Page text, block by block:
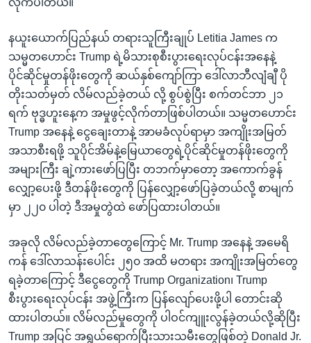
သို့
ရန်နယူးယောက်ပြည်နယ် တရားသူကြီးချုပ် Letitia James က
သမ္မတဟောင်း Trump ရဲ့မိသားစုစီးပွားရေးလုပ်ငန်းအနေနဲ့
ပိုင်ဆိုင်မှုတန်ဖိုးတွေကို ဆယ်နှစ်ကျော်ကြာ ဒေါ်လာဘီလျံချီ ပို
တိုးသတ်မှတ် လိမ်လည်ခဲ့တယ် လို့ စွပ်စွဲပြီး စက်တင်ဘာ ၂၁
ရက် ဗုဒ္ဓဟူးနေ့က အမှုဖွင့်လိုက်တာဖြစ်ပါတယ်။ သမ္မတဟောင်း
Trump အနေနဲ့ ငွေချေးတာနဲ့ အာမခံလုပ်ရာမှာ အကျိုးအမြတ်
အသာစီးရဖို့ သူပိုင်အိမ်နဲ့မြေယာတွေရဲ့ပိုင်ဆိုင်မှုတန်ဖိုးတွေကို
အများကြီး ချဲ့ကားဖော်ပြပြီး တဘက်မှာတော့ အကောက်ခွန်
လျှော့ပေးဖို့ ဒီတန်ဖိုးတွေကို ပြန်လျှော့ဖော်ပြခဲ့တယ်လို့ စာမျက်
မှာ ၂၂၀ ပါတဲ့ ဒီအမှုတွဲထဲ ဖော်ပြထားပါတယ်။
အခုလို လိမ်လည်ခဲ့တာတွေကြောင့် Mr. Trump အနေနဲ့ အမေရိ
ကန် ဒေါ်လာသန်းပေါင်း ၂၅၀ အထိ မတရား အကျိုးအမြတ်တွေ
ရခဲ့တာကြောင့် ဒီငွေတွေကို Trump Organization၊ Trump
စီးပွားရေးလုပ်ငန်း အဖွဲ့ကြီးက ပြန်လျော်ပေးဖို့ပါ တောင်းဆို
ထားပါတယ်။ လိမ်လည်မှုတွေကို ပါဝင်ကျူးလွန်ခဲ့တယ်လို့ဆိုပြီး
Trump အပြင် အရွယ်ရောက်ပြီးသားသမီးတွေဖြစ်တဲ့ Donald Jr.